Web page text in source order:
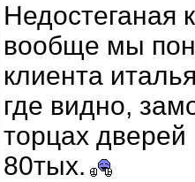
Недостеганая
вообще мы
клиента
где видно,
торцах
80тых.